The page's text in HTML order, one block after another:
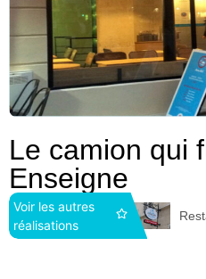
Le camion qui
Enseigne
Voir les autres
réalisations
Centre dentaire Dentago: Enseigne